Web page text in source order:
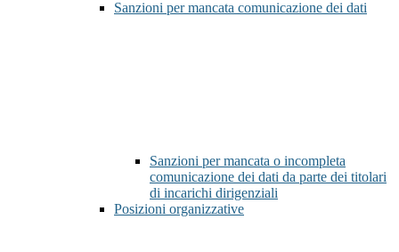
Sanzioni per mancata comunicazione dei dati
Sanzioni per mancata o incompleta
comunicazione dei dati da parte dei titolari
di incarichi dirigenziali
Posizioni organizzative